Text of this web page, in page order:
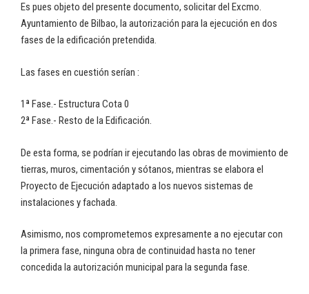
Es pues objeto del presente documento, solicitar del Excmo.
Ayuntamiento de Bilbao, la autorización para la ejecución en dos
fases de la edificación pretendida.
Las fases en cuestión serían :
1ª Fase.- Estructura Cota 0
2ª Fase.- Resto de la Edificación.
De esta forma, se podrían ir ejecutando las obras de movimiento de
tierras, muros, cimentación y sótanos, mientras se elabora el
Proyecto de Ejecución adaptado a los nuevos sistemas de
instalaciones y fachada.
Asimismo, nos comprometemos expresamente a no ejecutar con
la primera fase, ninguna obra de continuidad hasta no tener
concedida la autorización municipal para la segunda fase.